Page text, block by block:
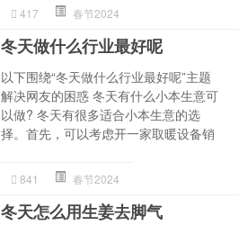
417 春节2024
冬天做什么行业最好呢
以下围绕“冬天做什么行业最好呢”主题
解决网友的困惑 冬天有什么小本生意可
以做? 冬天有很多适合小本生意的选
择。首先，可以考虑开一家取暖设备销
841 春节2024
冬天怎么用生姜去脚气